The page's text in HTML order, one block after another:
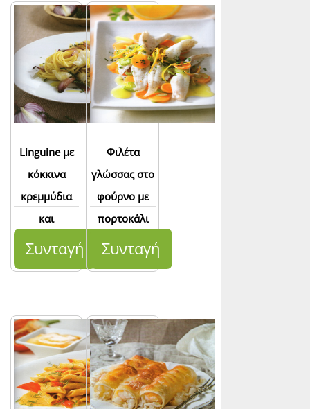
Linguine με
κόκκινα
κρεμμύδια
και
μπακαλιάρο
Συνταγή
Φιλέτα
γλώσσας στο
φούρνο με
πορτοκάλι
Συνταγή